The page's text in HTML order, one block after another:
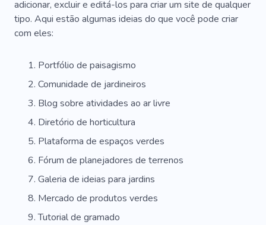
adicionar, excluir e editá-los para criar um site de qualquer
tipo. Aqui estão algumas ideias do que você pode criar
com eles:
Portfólio de paisagismo
Comunidade de jardineiros
Blog sobre atividades ao ar livre
Diretório de horticultura
Plataforma de espaços verdes
Fórum de planejadores de terrenos
Galeria de ideias para jardins
Mercado de produtos verdes
Tutorial de gramado